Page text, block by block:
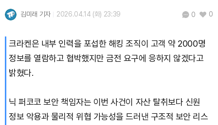
XRP (XRP) 1,466(-0.24%)
Solana (SOL) ₩108,211 (+0.33%)
TRON (TRX) ₩464.4(+0.38%)
Dogecoin (DOGE) ₩99.19(-0.86%)
김미래 기자 2026.04.14 (화) 23:39 0 0
크라켄은 내부 인력을 포섭한 해킹 조직이 고객 약 2000명
정보를 열람하고 협박했지만 금전 요구에 응하지 않겠다고
밝혔다.
닉 퍼코코 보안 책임자는 이번 사건이 자산 탈취보다 신원
정보 악용과 물리적 위협 가능성을 드러낸 구조적 보안 리스